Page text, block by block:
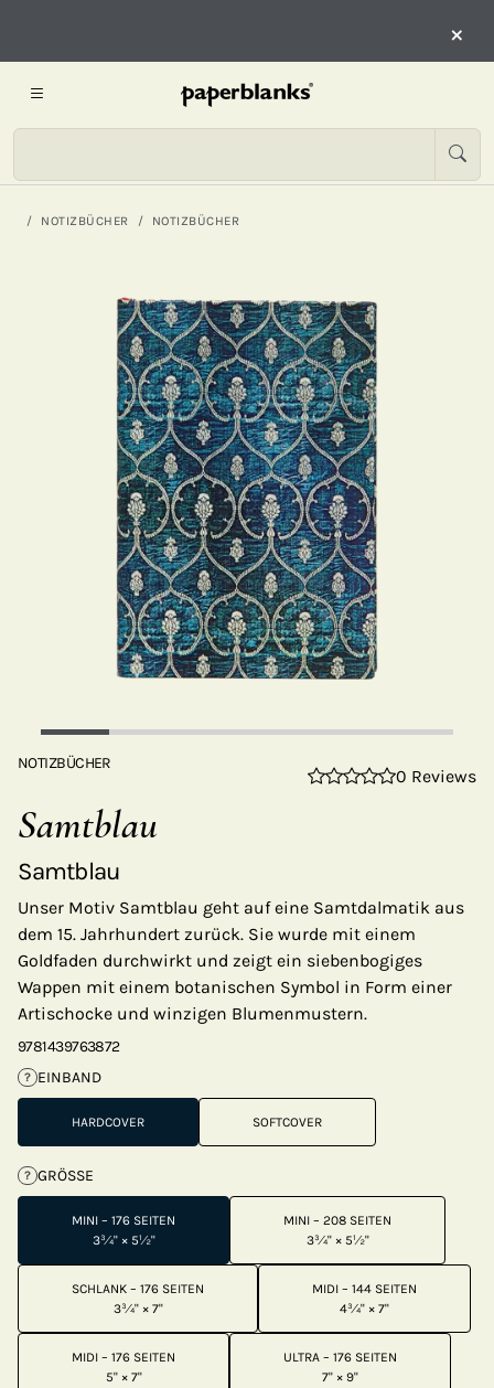
×
NOTIZBÜCHER NOTIZBÜCHER
NOTIZBÜCHER
0 Reviews
Samtblau
Samtblau
Unser Motiv Samtblau geht auf eine Samtdalmatik aus
dem 15. Jahrhundert zurück. Sie wurde mit einem
Goldfaden durchwirkt und zeigt ein siebenbogiges
Wappen mit einem botanischen Symbol in Form einer
Artischocke und winzigen Blumenmustern.
9781439763872
? EINBAND
HARDCOVER SOFTCOVER
? GRÖSSE
MINI – 176 SEITEN
3¾" × 5½"
MINI – 208 SEITEN
3¾" × 5½"
SCHLANK – 176 SEITEN
3¾" × 7"
MIDI – 144 SEITEN
4¾" × 7"
MIDI – 176 SEITEN
5" × 7"
ULTRA – 176 SEITEN
7" × 9"